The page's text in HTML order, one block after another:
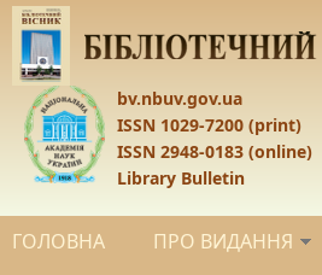
Перейти до основного матеріалу
bv.nbuv.gov.ua
ISSN 1029-7200 (print)
ISSN 2948-0183 (online)
Library Bulletin
ГОЛОВНА ПРО ВИДАННЯ